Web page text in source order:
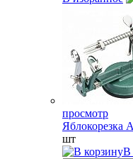
просмотр
Яблокорезка
шт
В